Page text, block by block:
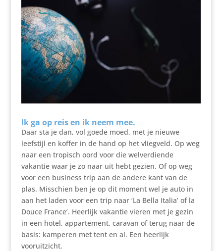
Ik ga op reis en ik neem mee.
Daar sta je dan, vol goede moed, met je nieuwe
leefstijl en koffer in de hand op het vliegveld. Op weg
naar een tropisch oord voor die welverdiende
vakantie waar je zo naar uit hebt gezien. Of op weg
voor een business trip aan de andere kant van de
plas. Misschien ben je op dit moment wel je auto in
aan het laden voor een trip naar ‘La Bella Italia’ of la
Douce France’. Heerlijk vakantie vieren met je gezin
in een hotel, appartement, caravan of terug naar de
basis: kamperen met tent en al. Een heerlijk
vooruitzicht.